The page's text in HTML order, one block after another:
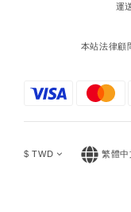
運
本站法律顧
$ TWD 繁體中